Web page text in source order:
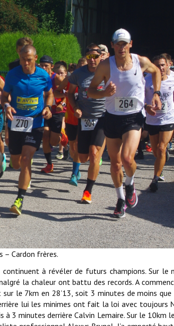
– Cardon frères.
à révéler de futurs champions. Sur le
la chaleur ont battu des records. A
sur le 7km en 28’13, soit 3 minutes de moins que
lui les minimes ont fait la loi avec toujours
3 minutes derrière Calvin Lemaire. Sur le 10km